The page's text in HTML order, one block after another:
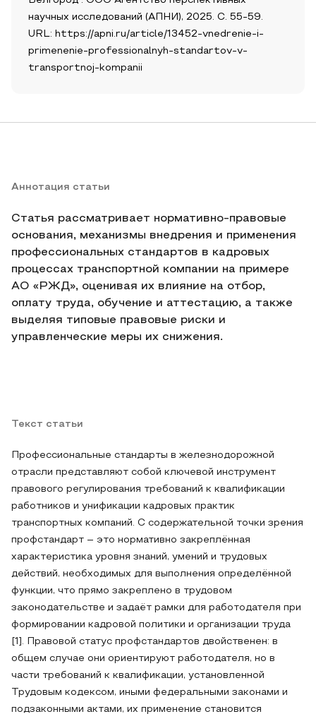
научных исследований (АПНИ), 2025. С. 55-59.
URL: https://apni.ru/article/13452-vnedrenie-i-
primenenie-professionalnyh-standartov-v-
transportnoj-kompanii
Аннотация статьи
Статья рассматривает нормативно-правовые
основания, механизмы внедрения и применения
профессиональных стандартов в кадровых
процессах транспортной компании на примере
АО «РЖД», оценивая их влияние на отбор,
оплату труда, обучение и аттестацию, а также
выделяя типовые правовые риски и
управленческие меры их снижения.
Текст статьи
Профессиональные стандарты в железнодорожной
отрасли представляют собой ключевой инструмент
правового регулирования требований к квалификации
работников и унификации кадровых практик
транспортных компаний. С содержательной точки зрения
профстандарт – это нормативно закреплённая
характеристика уровня знаний, умений и трудовых
действий, необходимых для выполнения определённой
функции, что прямо закреплено в трудовом
законодательстве и задаёт рамки для работодателя при
формировании кадровой политики и организации труда
[1]. Правовой статус профстандартов двойственен: в
общем случае они ориентируют работодателя, но в
части требований к квалификации, установленной
Трудовым кодексом, иными федеральными законами и
подзаконными актами, их применение становится